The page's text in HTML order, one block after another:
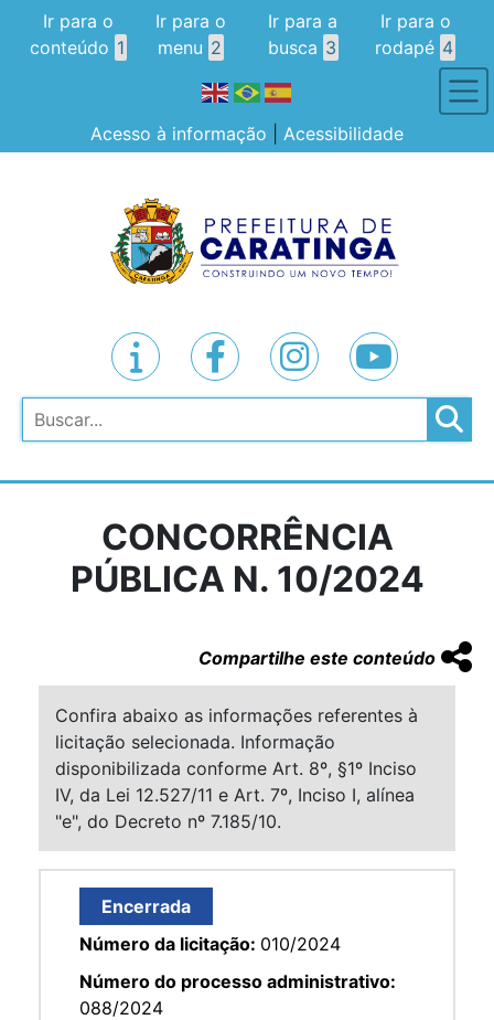
Ir para o
conteúdo 1
Ir para o
menu 2
Ir para a
busca 3
Ir para o
rodapé 4
Acesso à informação Acessibilidade
Pesquisar
CONCORRÊNCIA
PÚBLICA N. 10/2024
Compartilhe este conteúdo
Confira abaixo as informações referentes à
licitação selecionada. Informação
disponibilizada conforme Art. 8º, §1º Inciso
IV, da Lei 12.527/11 e Art. 7º, Inciso I, alínea
"e", do Decreto nº 7.185/10.
Encerrada
Número da licitação: 010/2024
Número do processo administrativo:
088/2024